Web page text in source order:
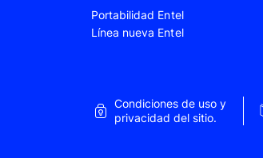
Xiaomi 12T Pro
Xiaomi Redmi Note 9 Pro
Portabilidad Entel
Línea nueva Entel
Condiciones de uso y
privacidad del sitio.